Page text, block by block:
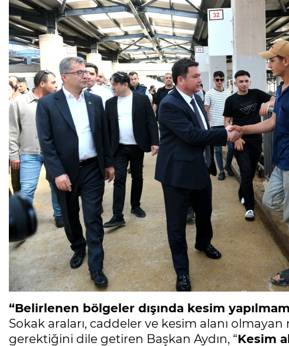
“Belirlenen bölgeler dışında kesim
Sokak araları, caddeler ve kesim alanı
gerektiğini dile getiren Başkan Aydın, “Kesim